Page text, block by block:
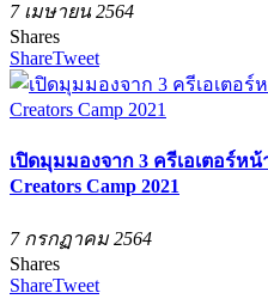
7 เมษายน 2564
Shares
ShareTweet
เปิดมุมมองจาก 3 ครีเอเตอร์ห
Creators Camp 2021
7 กรกฏาคม 2564
Shares
ShareTweet